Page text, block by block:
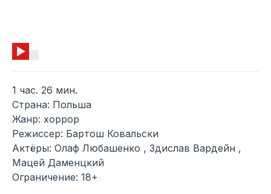
1 час. 26 мин.
Страна: Польша
Жанр: хоррор
Режиссер: Бартош Ковальски
Актёры: Олаф Любашенко , Здислав Вардейн ,
Мацей Даменцкий
Ограничение: 18+